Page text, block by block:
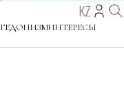
KZ
ГЕДОНИЗМИНТЕРЕСЫ